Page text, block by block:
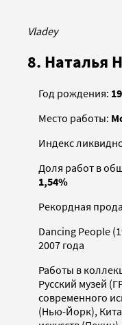
Vladey
8. Наталья
Год рождения:
Место работы:
Индекс
Доля работ в
1,54%
Рекордная
Dancing People
2007 года
Работы в
Русский музей
современного
(Нью-Йорк),